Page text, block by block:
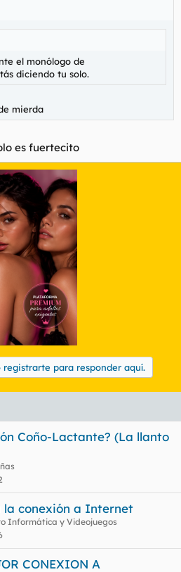
el monólogo de
diciendo tu solo.
mierda
es fuertecito
registrarte para responder aquí.
Coño-Lactante? (La llanto
la conexión a Internet
Informática y Videojuegos
CONEXION A